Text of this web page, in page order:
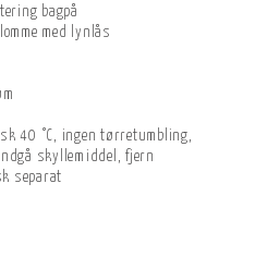
bagpå
med lynlås
40 °C, ingen tørretumbling,
skyllemiddel, fjern
separat